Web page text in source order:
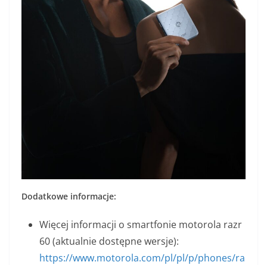
Dodatkowe informacje:
Więcej informacji o smartfonie motorola razr
60 (aktualnie dostępne wersje):
https://www.motorola.com/pl/pl/p/phones/ra